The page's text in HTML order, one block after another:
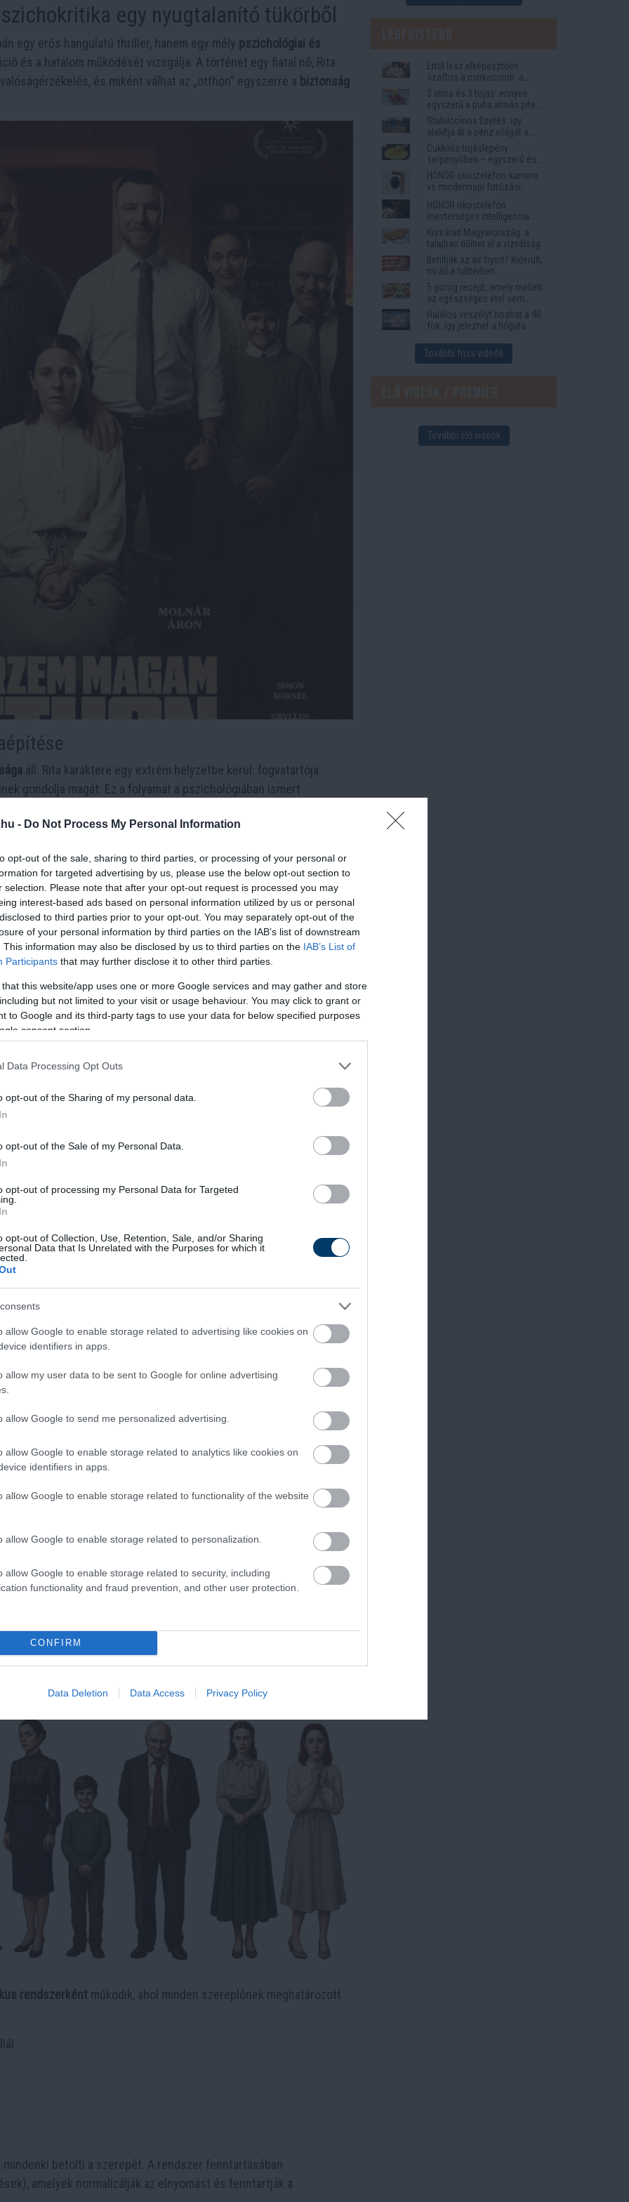
- Do Not Process My Personal Information
opt-out of the sale, sharing to third parties, or processing of your personal or
for targeted advertising by us, please use the below opt-out section to
selection. Please note that after your opt-out request is processed you may
interest-based ads based on personal information utilized by us or personal
to third parties prior to your opt-out. You may separately opt-out of the
of your personal information by third parties on the IAB’s list of downstream
This information may also be disclosed by us to third parties on the IAB’s List of
Participants that may further disclose it to other third parties.
that this website/app uses one or more Google services and may gather and store
but not limited to your visit or usage behaviour. You may click to grant or
to Google and its third-party tags to use your data for below specified purposes
consent section.
Data Processing Opt Outs
opt-out of the Sharing of my personal data.
opt-out of the Sale of my Personal Data.
opt-out of processing my Personal Data for Targeted
opt-out of Collection, Use, Retention, Sale, and/or Sharing
Data that Is Unrelated with the Purposes for which it
allow Google to enable storage related to advertising like cookies on
identifiers in apps.
allow my user data to be sent to Google for online advertising
allow Google to send me personalized advertising.
allow Google to enable storage related to analytics like cookies on
identifiers in apps.
allow Google to enable storage related to functionality of the website
allow Google to enable storage related to personalization.
allow Google to enable storage related to security, including
functionality and fraud prevention, and other user protection.
CONFIRM
Data Deletion Data Access Privacy Policy
egy nyugtalanító tükörből
egy erős hangulatú thriller, hanem egy mély pszichológiai és
és a hatalom működését vizsgálja. A történet egy fiatal nő, Rita
és miként válhat az „otthon” egyszerre a biztonság
áll. Rita karaktere egy extrém helyzetbe kerül: fogvatartója
gondolja magát. Ez a folyamat a pszichológiában ismert
több fázisa:
megtörik az ellenállást
szerep
meg: a film rámutat arra, hogy atoxikus kapcsolatokbanis
nem csak szélsőséges helyzetekben létezik
. A gázlángolás
helyzetekből.
rendszerként működik, ahol minden szereplőnek meghatározott
betölti a szerepét. A rendszer fenntartásában
amelyek normalizálják az elnyomást és fenntartják a
Ettől lesz elképesztően
szaftos a csirkecomb: a
sörös pác a titok
3 alma és 3 tojás: ennyire
egyszerű a puha almás pite
titka
Stabilcoinos fizetés: így
alakítja át a pénz világát a
Visa, a Mastercard és a
Western Union
Cukkinis tojáslepény
serpenyőben – egyszerű és
laktató vacsora
HONOR okostelefon-kamera
vs mindennapi fotózási
igények
HONOR okostelefon
mesterséges intelligencia
funkciók, amelyek
megkönnyítik az életet
Kiszárad Magyarország: a
talajban dőlhet el a vízválság
Betiltják az air fryert? Kiderült,
mi áll a háttérben
5 görög recept, amely mellett
az egészséges étel sem
tűnik lemondásnak
Halálos veszélyt hozhat a 40
fok: így jelezhet a hőguta
További friss videók
További élő videók